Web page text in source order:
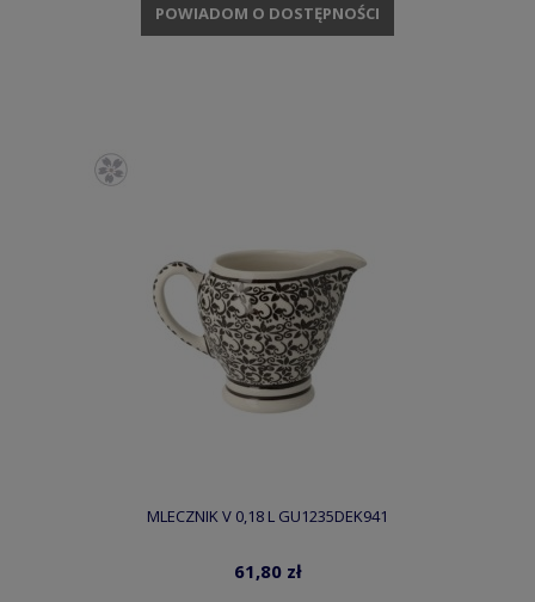
POWIADOM O DOSTĘPNOŚCI
MLECZNIK V 0,18 L GU1235DEK941
61,80 zł